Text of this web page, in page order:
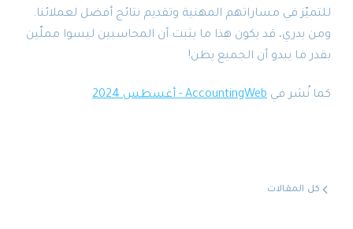
للتميّز في مساراتهم المهنية وتقديم نتائج أفضل لعملائنا.
ومن يدري، قد يكون هذا ما يثبت أن المحاسبين ليسوا مملّين
بقدر ما يبدو أن الجميع يظن!
كما نُشر في AccountingWeb - أغسطس 2024
كل المقالات